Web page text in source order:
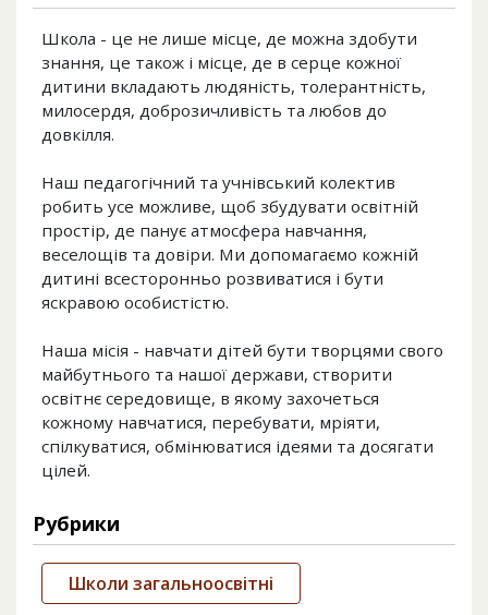
Школа - це не лише місце, де можна здобути
знання, це також і місце, де в серце кожної
дитини вкладають людяність, толерантність,
милосердя, доброзичливість та любов до
довкілля.
Наш педагогічний та учнівський колектив
робить усе можливе, щоб збудувати освітній
простір, де панує атмосфера навчання,
веселощів та довіри. Ми допомагаємо кожній
дитині всесторонньо розвиватися і бути
яскравою особистістю.
Наша місія - навчати дітей бути творцями свого
майбутнього та нашої держави, створити
освітнє середовище, в якому захочеться
кожному навчатися, перебувати, мріяти,
спілкуватися, обмінюватися ідеями та досягати
цілей.
Рубрики
Школи загальноосвітні